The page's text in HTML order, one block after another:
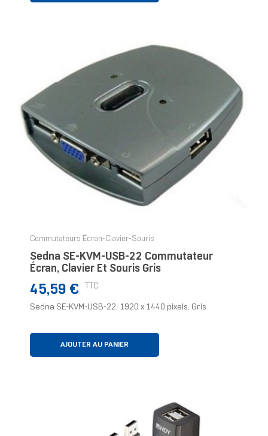
Commutateurs Écran-Clavier-Souris
Sedna SE-KVM-USB-22 Commutateur
Écran, Clavier Et Souris Gris
Prix
45,59 € TTC
Sedna SE-KVM-USB-22, 1920 x 1440 pixels, Gris
AJOUTER AU PANIER